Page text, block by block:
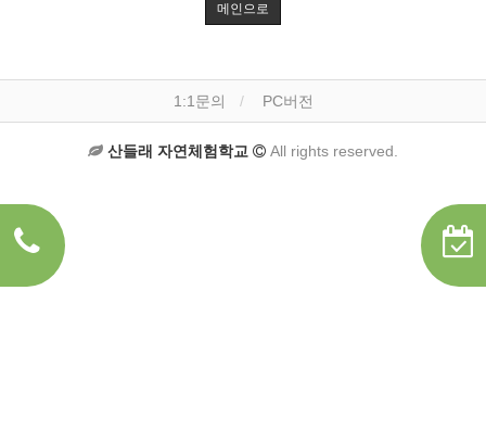
메인으로
1:1문의 PC버전
산들래 자연체험학교 All rights reserved.